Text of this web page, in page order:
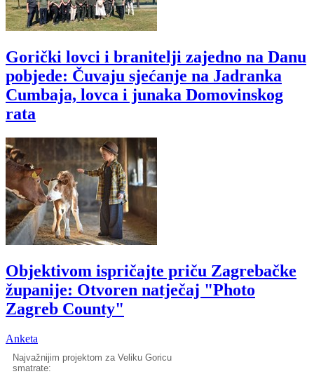
Gorički lovci i branitelji zajedno na Danu
pobjede: Čuvaju sjećanje na Jadranka
Cumbaja, lovca i junaka Domovinskog
rata
Objektivom ispričajte priču Zagrebačke
županije: Otvoren natječaj "Photo
Zagreb County"
Anketa
Najvažnijim projektom za Veliku Goricu
smatrate: